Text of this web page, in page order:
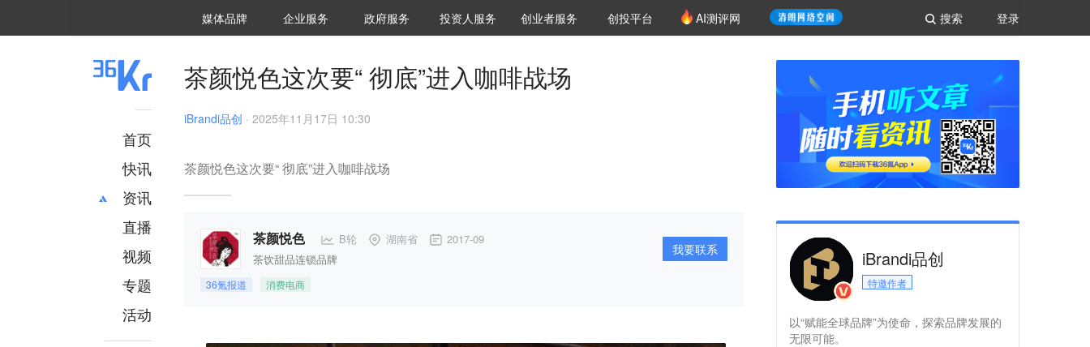
登录
搜索
媒体品牌 36Kr研究院
企业服务 城市之窗
政府服务 VClub投资机构库
投资机构职位推介
投资人服务 创投氪堂
创业者服务 创投平台 AI测评网
首页
快讯
资讯
推荐
财经
项目推荐
安徽
直播
视频
专题
活动
茶颜悦色这次要“ 彻底”进入咖啡战场
iBrandi品创 · 2025年11月17日 10:30
茶颜悦色这次要“ 彻底”进入咖啡战场
茶颜悦色 B轮 湖南省 2017-09
茶饮甜品连锁品牌
36氪报道 消费电商
我要联系 iBrandi品创
特邀作者
以“赋能全球品牌”为使命，探索品牌发展的
无限可能。